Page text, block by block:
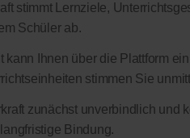
stimmt Lernziele,
Schüler ab.
kann Ihnen über die Plattform
stimmen Sie
zunächst unverbindlich und
Bindung.